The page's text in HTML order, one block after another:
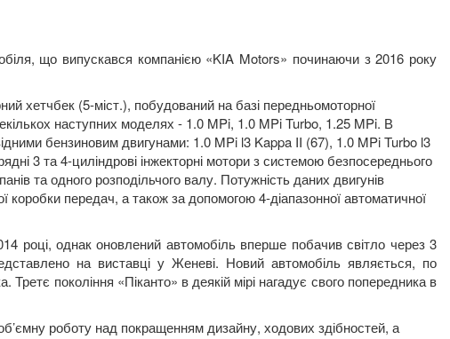
що випускався компанією «KIA Motors» починаючи з 2016 року
хетчбек (5-міст.), побудований на базі передньомоторної
наступних моделях - 1.0 MPi, 1.0 MPiTurbo, 1.25 MPi. В
бензиновим двигунами: 1.0 MPi l3 Kappa II (67), 1.0 MPiTurbo l3
3 та 4-циліндрові інжекторні мотори з системою безпосереднього
та одного розподільчого валу. Потужність даних двигунів
коробки передач, а також за допомогою 4-діапазонної автоматичної
році, однак оновлений автомобіль вперше побачив світло через 3
на виставці у Женеві. Новий автомобіль являється, по
покоління «Піканто» в деякій мірі нагадує свого попередника в
роботу над покращенням дизайну, ходових здібностей, а